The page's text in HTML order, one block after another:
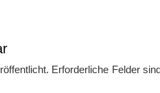
Erforderliche Felder